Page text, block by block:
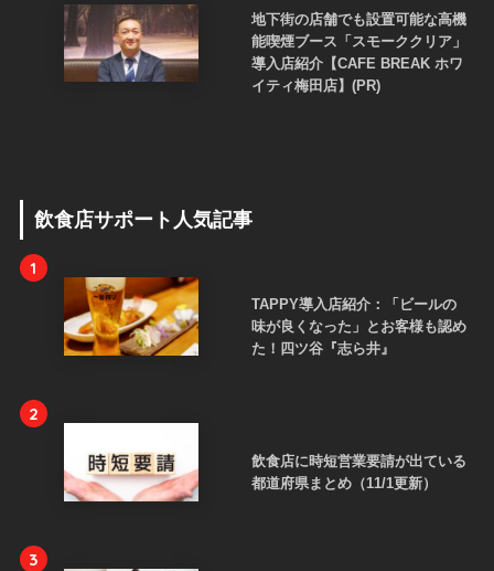
地下街の店舗でも設置可能な高機
能喫煙ブース「スモーククリア」
導入店紹介【CAFE BREAK ホワ
イティ梅田店】(PR)
飲食店サポート人気記事
1
TAPPY導入店紹介：「ビールの
味が良くなった」とお客様も認め
た！四ツ谷『志ら井』
2
飲食店に時短営業要請が出ている
都道府県まとめ（11/1更新）
3